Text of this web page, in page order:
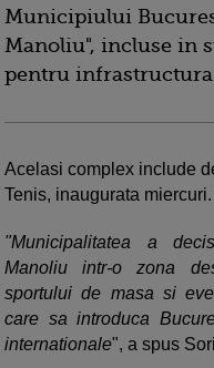
Municipiului
Manoliu", incluse in
pentru
Acelasi complex include
Tenis, inaugurata miercuri.
"Municipalitatea a
Manoliu intr-o zona
sportului de masa si
care sa introduca
internationale", a spus